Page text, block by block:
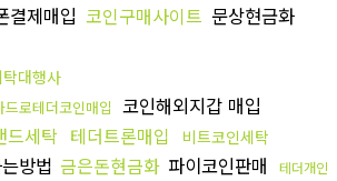
결제매입 코인구매사이트 문상현금화
대행사
드로테더코인매입 코인해외지갑 매입
드세탁 테더트론매입 비트코인세탁
방법 금은돈현금화 파이코인판매
테더개인